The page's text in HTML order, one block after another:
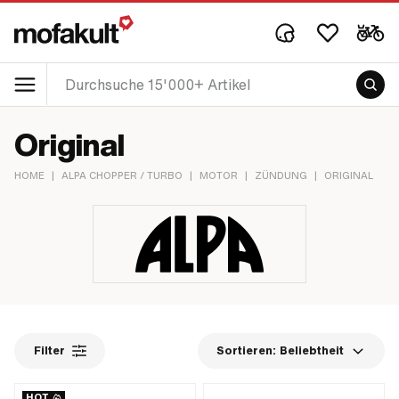
Original
HOME | ALPA CHOPPER / TURBO | MOTOR | ZÜNDUNG | ORIGINAL
Filter Sortieren: Beliebtheit